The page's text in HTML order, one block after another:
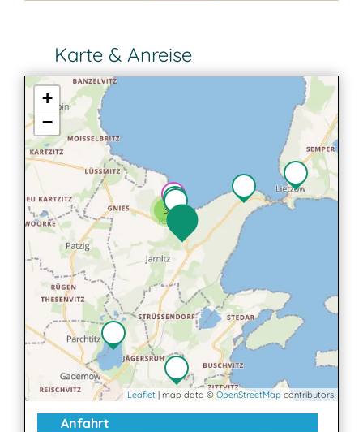
Karte & Anreise
3
+
−
Leaflet | map data © OpenStreetMap contributors
Anfahrt